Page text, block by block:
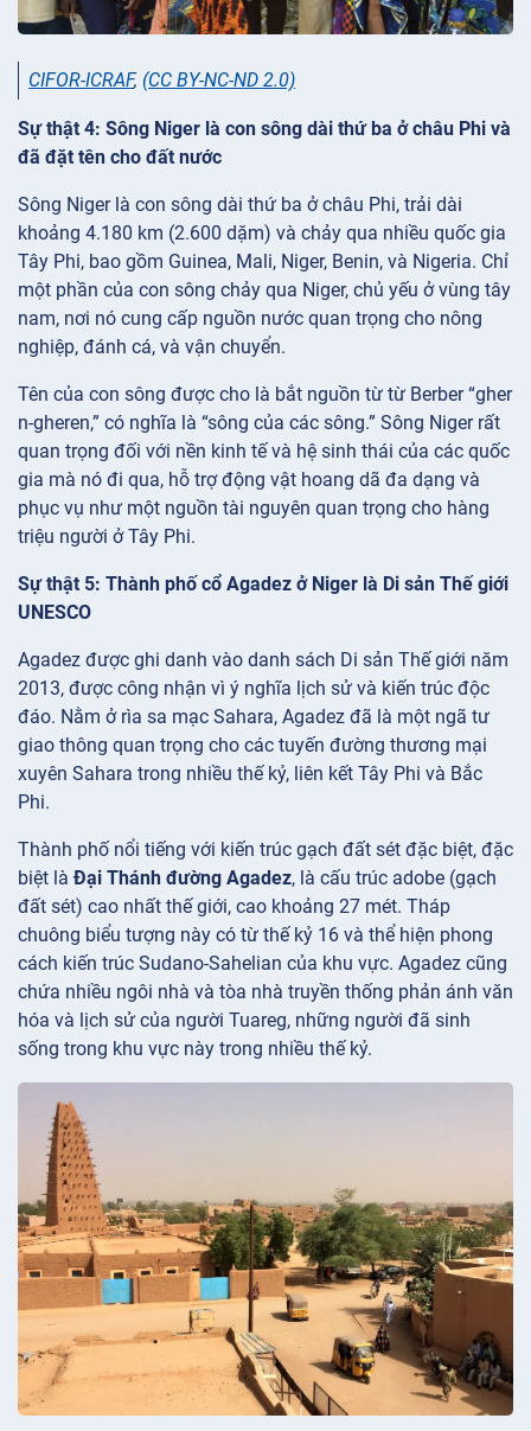
CIFOR-ICRAF, (CC BY-NC-ND 2.0)
Sự thật 4: Sông Niger là con sông dài thứ ba ở châu Phi và
đã đặt tên cho đất nước
Sông Niger là con sông dài thứ ba ở châu Phi, trải dài
khoảng 4.180 km (2.600 dặm) và chảy qua nhiều quốc gia
Tây Phi, bao gồm Guinea, Mali, Niger, Benin, và Nigeria. Chỉ
một phần của con sông chảy qua Niger, chủ yếu ở vùng tây
nam, nơi nó cung cấp nguồn nước quan trọng cho nông
nghiệp, đánh cá, và vận chuyển.
Tên của con sông được cho là bắt nguồn từ từ Berber “gher
n-gheren,” có nghĩa là “sông của các sông.” Sông Niger rất
quan trọng đối với nền kinh tế và hệ sinh thái của các quốc
gia mà nó đi qua, hỗ trợ động vật hoang dã đa dạng và
phục vụ như một nguồn tài nguyên quan trọng cho hàng
triệu người ở Tây Phi.
Sự thật 5: Thành phố cổ Agadez ở Niger là Di sản Thế giới
UNESCO
Agadez được ghi danh vào danh sách Di sản Thế giới năm
2013, được công nhận vì ý nghĩa lịch sử và kiến trúc độc
đáo. Nằm ở rìa sa mạc Sahara, Agadez đã là một ngã tư
giao thông quan trọng cho các tuyến đường thương mại
xuyên Sahara trong nhiều thế kỷ, liên kết Tây Phi và Bắc
Phi.
Thành phố nổi tiếng với kiến trúc gạch đất sét đặc biệt, đặc
biệt làĐại Thánh đường Agadez, là cấu trúc adobe (gạch
đất sét) cao nhất thế giới, cao khoảng 27 mét. Tháp
chuông biểu tượng này có từ thế kỷ 16 và thể hiện phong
cách kiến trúc Sudano-Sahelian của khu vực. Agadez cũng
chứa nhiều ngôi nhà và tòa nhà truyền thống phản ánh văn
hóa và lịch sử của người Tuareg, những người đã sinh
sống trong khu vực này trong nhiều thế kỷ.